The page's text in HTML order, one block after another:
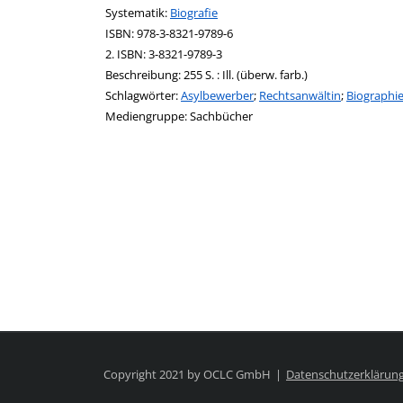
opens in new tab
Diesen Link in neuem Tab öffnen
Systematik: Suche nach dieser Systematik
Biografie
Suche nach diesem Interessenskreis
ISBN:978-3-8321-9789-6
2. ISBN:3-8321-9789-3
Beschreibung:255 S. : Ill. (überw. farb.)
Schlagwörter:Asylbewerber; Rechtsanwältin; Biographie
Suche nach dieser Beteiligten Person
Mediengruppe:Sachbücher
Copyright 2021 by OCLC GmbH